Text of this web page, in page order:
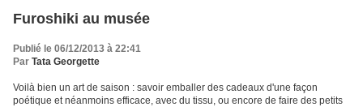
Furoshiki au musée
Publié le 06/12/2013 à 22:41
Par Tata Georgette
Voilà bien un art de saison : savoir emballer des cadeaux d'une façon
poétique et néanmoins efficace, avec du tissu, ou encore de faire des petits